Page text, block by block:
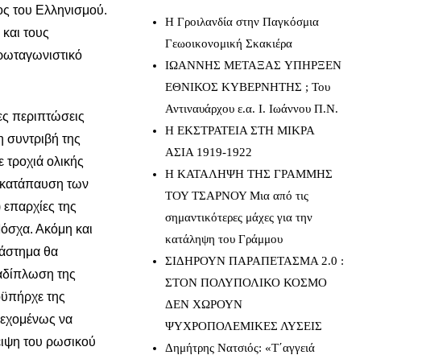
του Ελληνισμού.
τους
περιπτώσεις
συντριβή της
ολικής
κατάπαυση των
της
Ακόμη και
θα
της
της
να
του ρωσικού
Η Γροιλανδία στην Παγκόσμια
Γεωοικονομική Σκακιέρα
IΩΑΝΝΗΣ ΜΕΤΑΞΑΣ YΠΗΡΞΕΝ
ΕΘΝΙΚΟΣ ΚΥΒΕΡΝΗΤΗΣ ; Του
Αντιναυάρχου ε.α. Ι. Ιωάννου Π.Ν.
Η ΕΚΣΤΡΑΤΕΙΑ ΣΤΗ ΜΙΚΡΑ
ΑΣΙΑ 1919-1922
Η ΚΑΤΑΛΗΨΗ ΤΗΣ ΓΡΑΜΜΗΣ
ΤΟΥ ΤΣΑΡΝΟΥ Μια από τις
σημαντικότερες μάχες για την
κατάληψη του Γράμμου
ΣΙΔΗΡΟΥΝ ΠΑΡΑΠΕΤΑΣΜΑ 2.0 :
ΣΤΟΝ ΠΟΛΥΠΟΛΙΚΟ ΚΟΣΜΟ
ΔΕΝ ΧΩΡΟΥΝ
ΨΥΧΡΟΠΟΛΕΜΙΚΕΣ ΛΥΣΕΙΣ
Δημήτρης Νατσιός: «Τ΄αγγειά